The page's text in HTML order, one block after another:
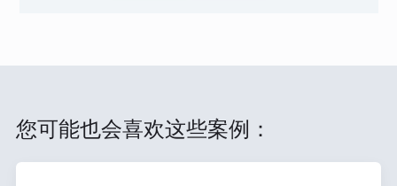
您可能也会喜欢这些案例：